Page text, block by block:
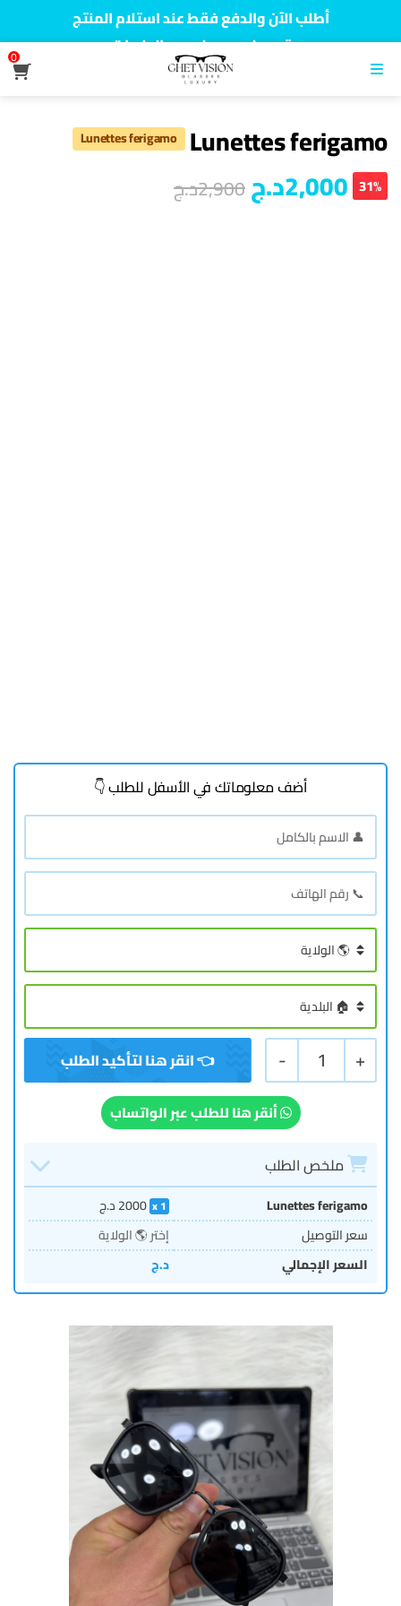
أطلب الآن والدفع فقط عند استلام المنتج
توصيل سريع لجميع الولايات
نفخر بأكثر من 5000 مشتري سعيد
القائمة
0
Lunettes ferigamo
Lunettes ferigamo
2,000د.ج2,900د.ج 31%
أضف معلوماتك في الأسفل للطلب 👇
+
1
-
أنقر هنا للطلب عبر الواتساب
ملخص الطلب
Lunettes ferigamo
1
2000د.ج
سعر التوصيل
إختر 🌎 الولاية
السعر الإجمالي
د.ج